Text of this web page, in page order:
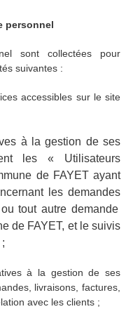
personnel
sont collectées pour
suivantes :
accessibles sur le site
à la gestion deses
les« Utilisateurs
de FAYET ayant
esdemandes
tout autre demande
de FAYET, et lesuivis
à la gestion de ses
livraisons, factures,
avec les clients ;